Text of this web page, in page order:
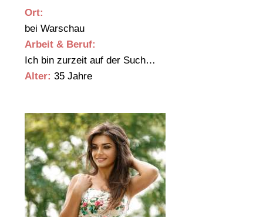
Ort:
bei Warschau
Arbeit & Beruf:
Ich bin zurzeit auf der Such…
Alter: 35 Jahre